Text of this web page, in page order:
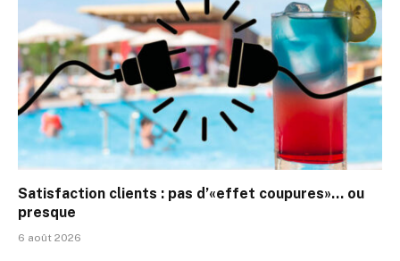
Satisfaction clients : pas d’«effet coupures»… ou
presque
6 août 2026